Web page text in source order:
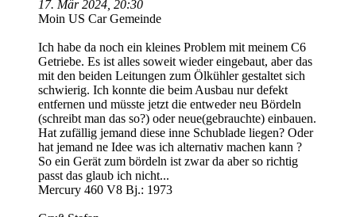
17. Mär 2024, 20:30
Moin US Car Gemeinde
Ich habe da noch ein kleines Problem mit meinem C6
Getriebe. Es ist alles soweit wieder eingebaut, aber das
mit den beiden Leitungen zum Ölkühler gestaltet sich
schwierig. Ich konnte die beim Ausbau nur defekt
entfernen und müsste jetzt die entweder neu Bördeln
(schreibt man das so?) oder neue(gebrauchte) einbauen.
Hat zufällig jemand diese inne Schublade liegen? Oder
hat jemand ne Idee was ich alternativ machen kann ?
So ein Gerät zum bördeln ist zwar da aber so richtig
passt das glaub ich nicht...
Mercury 460 V8 Bj.: 1973